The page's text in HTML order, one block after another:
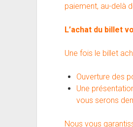
paiement, au-delà
L’achat du billet
Une fois le billet
Ouverture des
Une
vous serons
Nous vous